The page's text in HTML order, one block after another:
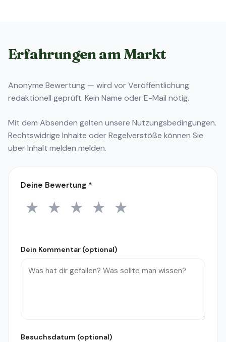
Erfahrungen am Markt
Anonyme Bewertung — wird vor Veröffentlichung
redaktionell geprüft. Kein Name oder E-Mail nötig.
Mit dem Absenden gelten unsere Nutzungsbedingungen.
Rechtswidrige Inhalte oder Regelverstöße können Sie
überInhalt melden melden.
Deine Bewertung *
1 Stern
★ 2 Sterne
★ 3 Sterne
★ 4 Sterne
★ 5 Sterne
★
Dein Kommentar (optional)
Besuchsdatum (optional)